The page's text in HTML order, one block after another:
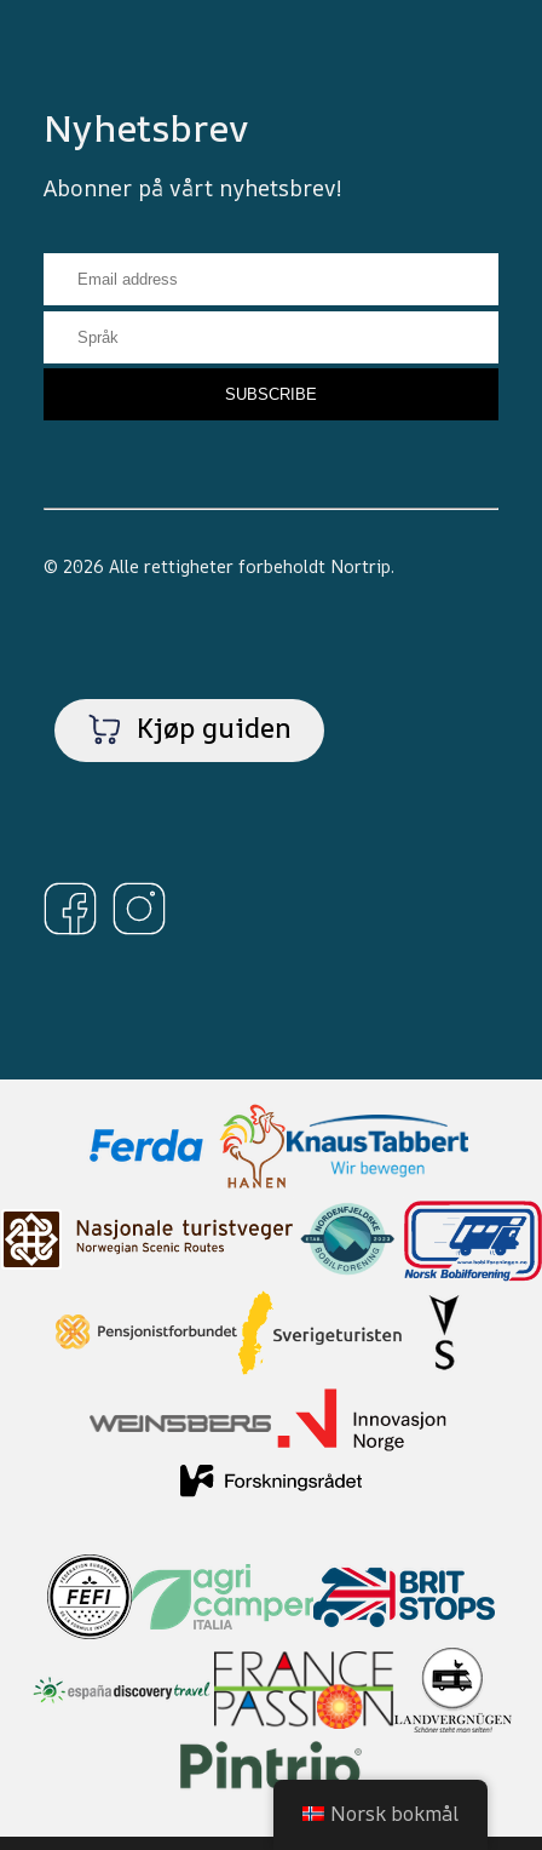
Nyhetsbrev
Abonner på vårt nyhetsbrev!
© 2026 Alle rettigheter forbeholdt Nortrip.
Kjøp guiden
Norsk bokmål